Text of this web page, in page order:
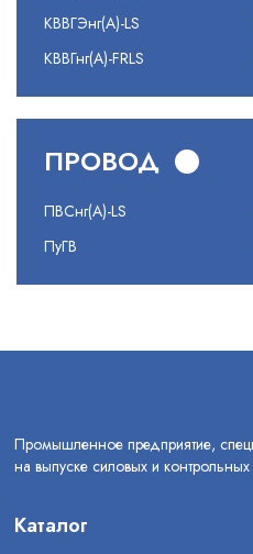
КВВГЭнг(А)-LS
КВВГнг(А)-FRLS
ПРОВОД
ПВСнг(А)-LS
ПуГВ
Промышленное предприятие,
на выпуске силовых и контрольных
Каталог